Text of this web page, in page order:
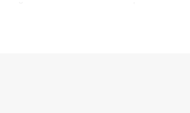
программировать
можно устанавливать